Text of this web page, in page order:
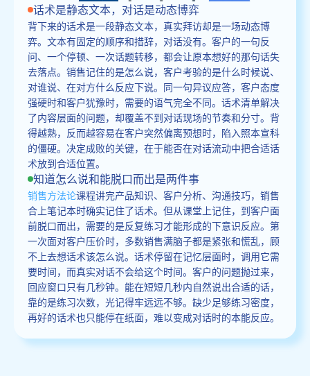
话术是静态文本，对话是动态博弈
背下来的话术是一段静态文本，真实拜访却是一场动态博
弈。文本有固定的顺序和措辞，对话没有。客户的一句反
问、一个停顿、一次话题转移，都会让原本想好的那句话失
去落点。销售记住的是怎么说，客户考验的是什么时候说、
对谁说、在对方什么反应下说。同一句异议应答，客户态度
强硬时和客户犹豫时，需要的语气完全不同。话术清单解决
了内容层面的问题，却覆盖不到对话现场的节奏和分寸。背
得越熟，反而越容易在客户突然偏离预想时，陷入照本宣科
的僵硬。决定成败的关键，在于能否在对话流动中把合适话
术放到合适位置。
知道怎么说和能脱口而出是两件事
销售方法论课程讲完产品知识、客户分析、沟通技巧，销售
合上笔记本时确实记住了话术。但从课堂上记住，到客户面
前脱口而出，需要的是反复练习才能形成的下意识反应。第
一次面对客户压价时，多数销售满脑子都是紧张和慌乱，顾
不上去想话术该怎么说。话术停留在记忆层面时，调用它需
要时间，而真实对话不会给这个时间。客户的问题抛过来，
回应窗口只有几秒钟。能在短短几秒内自然说出合适的话，
靠的是练习次数，光记得牢远远不够。缺少足够练习密度，
再好的话术也只能停在纸面，难以变成对话时的本能反应。